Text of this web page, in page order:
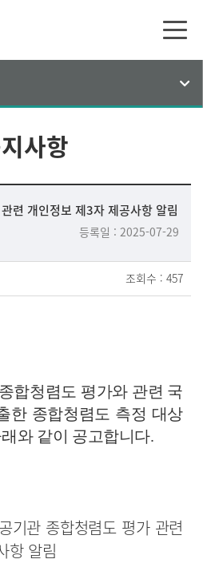
사항
련 개인정보 제3자 제공사항 알림
등록일 : 2025-07-29
조회수 : 457
합청렴도 평가와 관련 국
한 종합청렴도 측정 대상
와 같이 공고합니다.
관 종합청렴도 평가 관련
항 알림